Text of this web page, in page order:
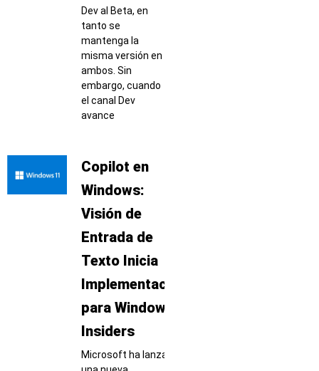
Dev al Beta, en
tanto se
mantenga la
misma versión en
ambos. Sin
embargo, cuando
el canal Dev
avance
Copilot en
Windows:
Visión de
Entrada de
Texto Inicia
Implementación
para Windows
Insiders
Microsoft ha lanzado